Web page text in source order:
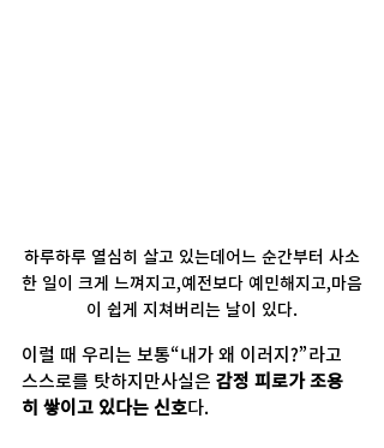
하루하루 열심히 살고 있는데어느 순간부터 사소
한 일이 크게 느껴지고,예전보다 예민해지고,마음
이 쉽게 지쳐버리는 날이 있다.
이럴 때 우리는 보통“내가 왜 이러지?”라고
스스로를 탓하지만사실은 감정 피로가 조용
히 쌓이고 있다는 신호다.